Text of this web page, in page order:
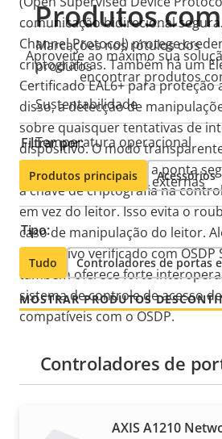
comunicação bidirecional segura.
Channel Protocol) protege
criptográficas. Também há um
Certificado EAL6+ para proteção
disso, a detecção de
sobre quaisquer tentativas de
dispositivo. O modo
criptografia de ponta a ponta
a chave de criptografia na
em vez do leitor. Isso evita o
caso de manipulação do leitor.
dispositivo verificado com OSDP
também oferece forte
sistema de controle de acesso
compatíveis com o OSDP.
Marcações nos rótulos dos
produtos
Sustentabilidade
Temperatura operacional
Para uso em áreas externas
Produtos
Aproveite ao máximo sua
encontrar produtos
Filtrar por:
Produtos principais Acessórios
Tipo:
Tudo Controladores de portas
MOSTRAR PRODUTOS
Controladores de
AXIS A1210